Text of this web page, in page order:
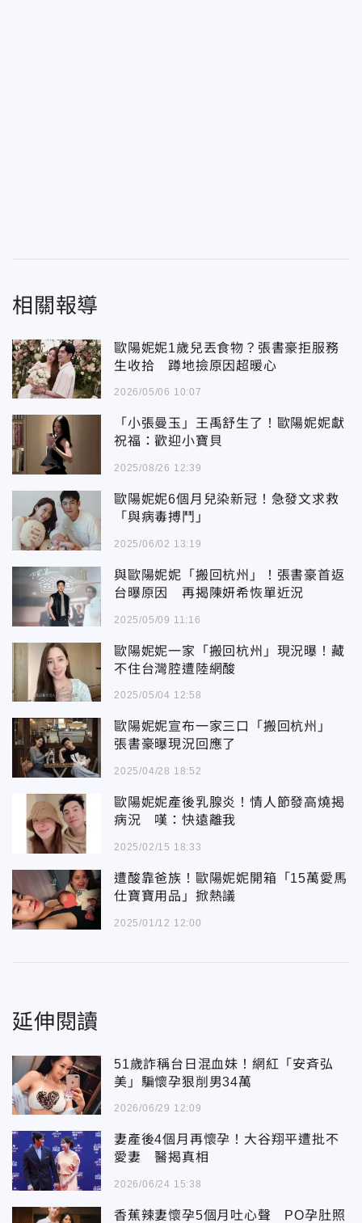
相關報導
歐陽妮妮1歲兒丟食物？張書豪拒服務
生收拾 蹲地撿原因超暖心
2026/05/06 10:07
「小張曼玉」王禹舒生了！歐陽妮妮獻
祝福：歡迎小寶貝
2025/08/26 12:39
歐陽妮妮6個月兒染新冠！急發文求救
「與病毒搏鬥」
2025/06/02 13:19
與歐陽妮妮「搬回杭州」！張書豪首返
台曝原因 再揭陳妍希恢單近況
2025/05/09 11:16
歐陽妮妮一家「搬回杭州」現況曝！藏
不住台灣腔遭陸網酸
2025/05/04 12:58
歐陽妮妮宣布一家三口「搬回杭州」
張書豪曝現況回應了
2025/04/28 18:52
歐陽妮妮產後乳腺炎！情人節發高燒揭
病況 嘆：快遠離我
2025/02/15 18:33
遭酸靠爸族！歐陽妮妮開箱「15萬愛馬
仕寶寶用品」掀熱議
2025/01/12 12:00
延伸閱讀
51歲詐稱台日混血妹！網紅「安斉弘
美」騙懷孕狠削男34萬
2026/06/29 12:09
妻產後4個月再懷孕！大谷翔平遭批不
愛妻 醫揭真相
2026/06/24 15:38
香蕉辣妻懷孕5個月吐心聲 PO孕肚照